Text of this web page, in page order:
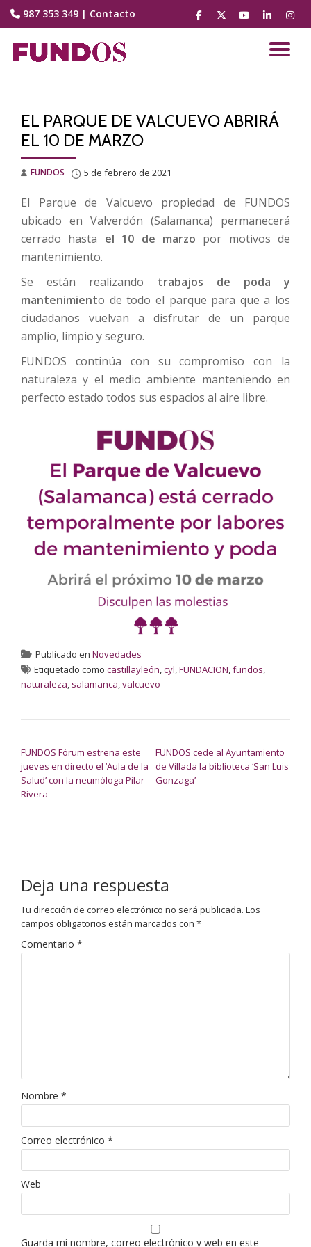
contenido
987 353 349 | Contacto
fa-
facebook
fa-
brands
fa-
youtube-
fa-
linkedin
fa-
EL PARQUE DE VALCUEVO ABRIRÁ
EL 10 DE MARZO
FUNDOS 5 de febrero de 2021
El Parque de Valcuevo propiedad de FUNDOS
ubicado en Valverdón (Salamanca) permanecerá
cerrado hasta el 10 de marzo por motivos de
mantenimiento.
Se están realizando trabajos de poda y
mantenimiento de todo el parque para que a los
ciudadanos vuelvan a disfrutar de un parque
amplio, limpio y seguro.
FUNDOS continúa con su compromiso con la
naturaleza y el medio ambiente manteniendo en
perfecto estado todos sus espacios al aire libre.
Publicado en Novedades
Etiquetado como castillayleón,cyl,FUNDACION,fundos,
naturaleza, salamanca,valcuevo
FUNDOS Fórum estrena este
jueves en directo el ‘Aula de la
Salud’ con la neumóloga Pilar
Rivera
FUNDOS cede al Ayuntamiento
de Villada la biblioteca ‘San Luis
Gonzaga’
Deja una respuesta
Tu dirección de correo electrónico no será publicada. Los
campos obligatorios están marcados con *
Comentario *
Nombre *
Correo electrónico *
Web
Guarda mi nombre, correo electrónico y web en este